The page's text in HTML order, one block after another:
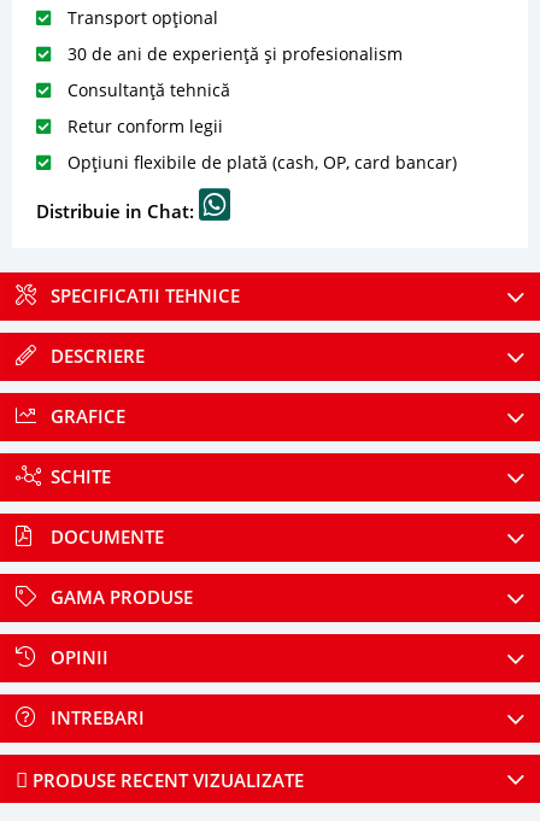
Transport opțional
30 de ani de experiență și profesionalism
Consultanță tehnică
Retur conform legii
Opțiuni flexibile de plată (cash, OP, card bancar)
Distribuie in Chat:
SPECIFICATII TEHNICE
DESCRIERE
GRAFICE
SCHITE
DOCUMENTE
GAMA PRODUSE
OPINII
INTREBARI
PRODUSE RECENT VIZUALIZATE